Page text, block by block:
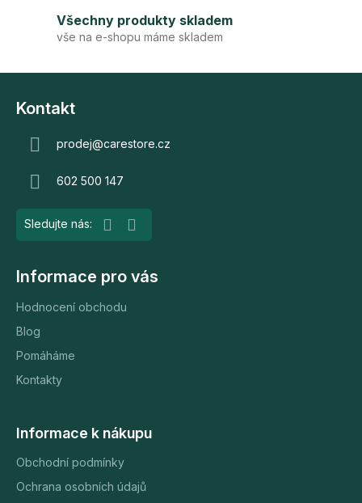
u
Všechny produkty skladem
vše na e-shopu máme skladem
Kontakt
prodej@carestore.cz
602 500 147
Informace pro vás
Hodnocení obchodu
Blog
Pomáháme
Kontakty
Informace k nákupu
Obchodní podmínky
Ochrana osobních údajů